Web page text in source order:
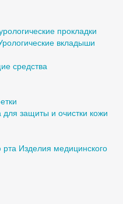
прокладки
вкладыши
средства
для защиты и очистки кожи
рта Изделия медицинского